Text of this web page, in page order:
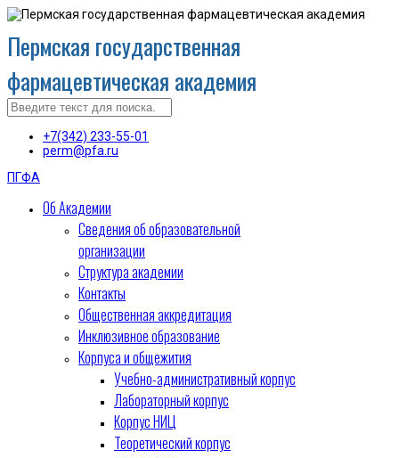
Пермская государственная
фармацевтическая академия
+7(342) 233-55-01
perm@pfa.ru
ПГФА
Об Академии
Сведения об образовательной
организации
Структура академии
Контакты
Общественная аккредитация
Инклюзивное образование
Корпуса и общежития
Учебно-административный корпус
Лабораторный корпус
Корпус НИЦ
Теоретический корпус